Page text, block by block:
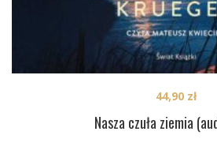
Nasza czuła ziemia
44,90 zł